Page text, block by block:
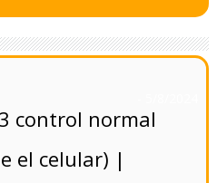
control normal
el celular) |